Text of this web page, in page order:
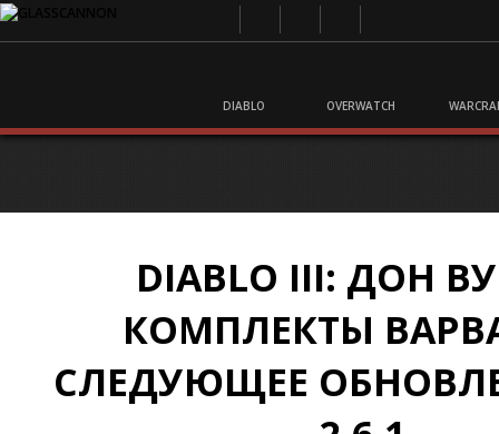
DIABLO OVERWATCH
DIABLO III: ДОН
КОМПЛЕКТЫ
СЛЕДУЮЩЕЕ